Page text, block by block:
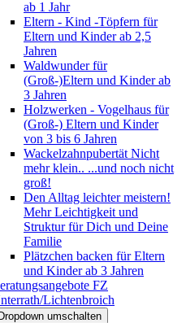
ab 1 Jahr
Eltern - Kind -Töpfern für
Eltern und Kinder ab 2,5
Jahren
Waldwunder für
(Groß-)Eltern und Kinder ab
3 Jahren
Holzwerken - Vogelhaus für
(Groß-) Eltern und Kinder
von 3 bis 6 Jahren
Wackelzahnpubertät Nicht
mehr klein.. ...und noch nicht
groß!
Den Alltag leichter meistern!
Mehr Leichtigkeit und
Struktur für Dich und Deine
Familie
Plätzchen backen für Eltern
und Kinder ab 3 Jahren
FZ
Lichtenbroich
Dropdown umschalten